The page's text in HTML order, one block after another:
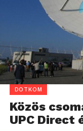
DOTKOM
Közös
UPC Direct